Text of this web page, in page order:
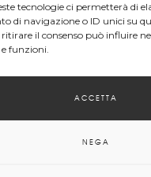
tecnologie ci permetterà di
di navigazione o ID unici su
ritirare il consenso può influire
funzioni.
ACCETTA
NEGA